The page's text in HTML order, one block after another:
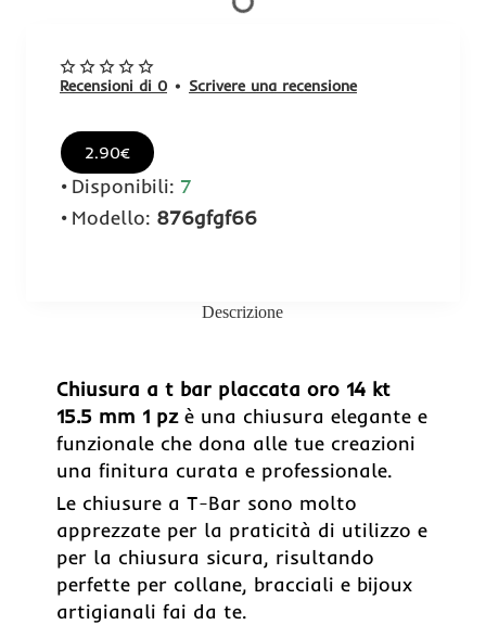
Recensioni di 0 • Scrivere una recensione
2.90€
Disponibili: 7
Modello: 876gfgf66
Descrizione
Chiusura a t bar placcata oro 14 kt
15.5 mm 1 pzè una chiusura elegante e
funzionale che dona alle tue creazioni
una finitura curata e professionale.
Le chiusure a T-Bar sono molto
apprezzate per la praticità di utilizzo e
per la chiusura sicura, risultando
perfette per collane, bracciali e bijoux
artigianali fai da te.